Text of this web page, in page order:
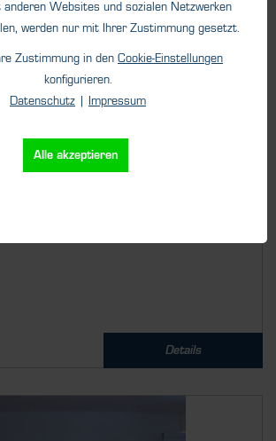
Sie. Steigende Qualitätsansprüche und
Details
anderen Websites und sozialen Netzwerken
werden nur mit Ihrer Zustimmung gesetzt.
Zustimmung in den Cookie-Einstellungen
konfigurieren.
Datenschutz
Impressum
Alle akzeptieren